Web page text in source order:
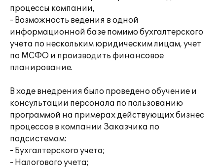
процессы компании,
- Возможность ведения в одной
информационной базе помимо бухгалтерского
учета по нескольким юридическим лицам, учет
по МСФО и производить финансовое
планирование.
В ходе внедрения было проведено обучение и
консультации персонала по пользованию
программой на примерах действующих бизнес
процессов в компании Заказчика по
подсистемам:
- Бухгалтерского учета;
- Налогового учета;